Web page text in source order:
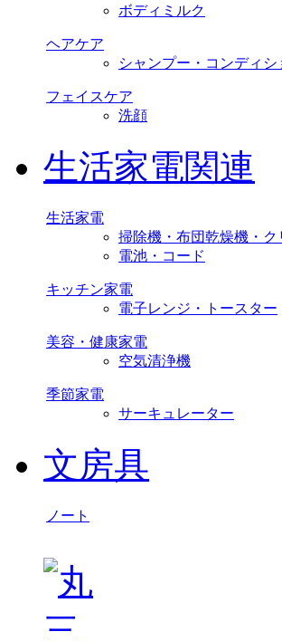
ボディミルク
ヘアケア
シャンプー・コンディシ
フェイスケア
洗顔
生活家電関連
生活家電
掃除機・布団乾燥機・ク
電池・コード
キッチン家電
電子レンジ・トースター
美容・健康家電
空気清浄機
季節家電
サーキュレーター
文房具
ノート